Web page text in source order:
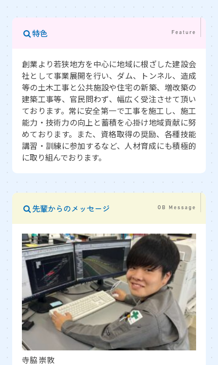
特色
創業より若狭地方を中心に地域に根ざした建設会
社として事業展開を行い、ダム、トンネル、造成
等の土木工事と公共施設や住宅の新築、増改築の
建築工事等、官民問わず、幅広く受注させて頂い
ております。常に安全第一で工事を施工し、施工
能力・技術力の向上と蓄積を心掛け地域貢献に努
めております。また、資格取得の奨励、各種技能
講習・訓練に参加するなど、人材育成にも積極的
に取り組んでおります。
先輩からのメッセージ
寺脇 崇敦